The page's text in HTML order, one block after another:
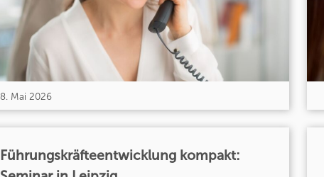
8. Mai 2026
Führungskräfteentwicklung kompakt: